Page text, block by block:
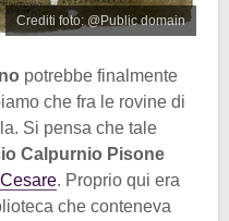
Crediti foto: @Public domain
potrebbe finalmente
che fra le rovine di
Si pensa che tale
Calpurnio Pisone
. Proprio qui era
che conteneva